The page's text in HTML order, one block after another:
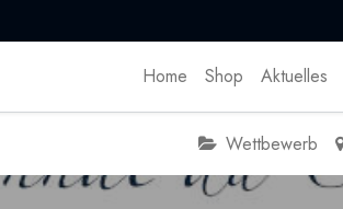
Home Shop Aktuelles
Wettbewerb